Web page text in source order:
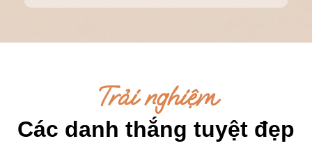
Trải nghiệm
Các danh thắng tuyệt đẹp